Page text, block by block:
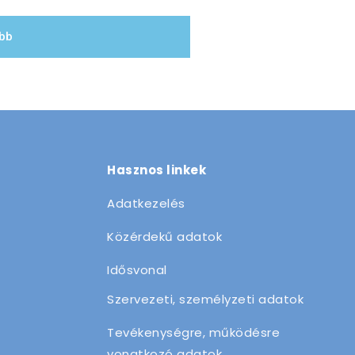
Hasznos linkek
Adatkezelés
Közérdekű adatok
Idősvonal
Szervezeti, személyzeti adatok
Tevékenységre, működésre